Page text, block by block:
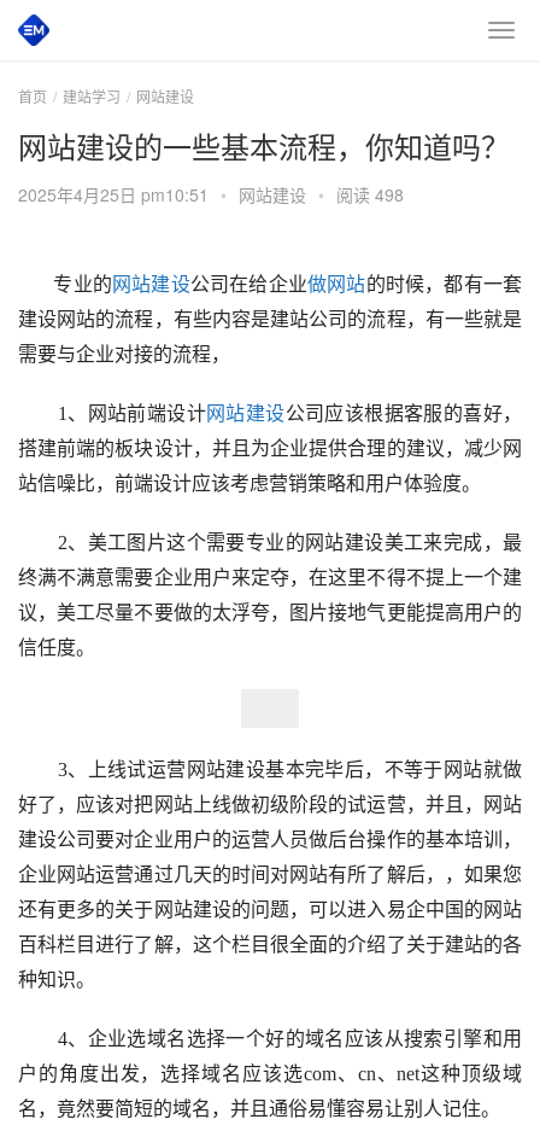
首页 建站学习 网站建设
网站建设的一些基本流程，你知道吗？
2025年4月25日 pm10:51 • 网站建设 • 阅读 498
专业的 网站建设公司在给企业做网站的时候，都有一套
建设网站的流程，有些内容是建站公司的流程，有一些就是
需要与企业对接的流程，
1、网站前端设计网站建设公司应该根据客服的喜好，
搭建前端的板块设计，并且为企业提供合理的建议，减少网
站信噪比，前端设计应该考虑营销策略和用户体验度。
2、美工图片这个需要专业的网站建设美工来完成，最
终满不满意需要企业用户来定夺，在这里不得不提上一个建
议，美工尽量不要做的太浮夸，图片接地气更能提高用户的
信任度。
3、上线试运营网站建设基本完毕后，不等于网站就做
好了，应该对把网站上线做初级阶段的试运营，并且，网站
建设公司要对企业用户的运营人员做后台操作的基本培训，
企业网站运营通过几天的时间对网站有所了解后，，如果您
还有更多的关于网站建设的问题，可以进入易企中国的网站
百科栏目进行了解，这个栏目很全面的介绍了关于建站的各
种知识。
4、企业选域名选择一个好的域名应该从搜索引擎和用
户的角度出发，选择域名应该选com、cn、net这种顶级域
名，竟然要简短的域名，并且通俗易懂容易让别人记住。